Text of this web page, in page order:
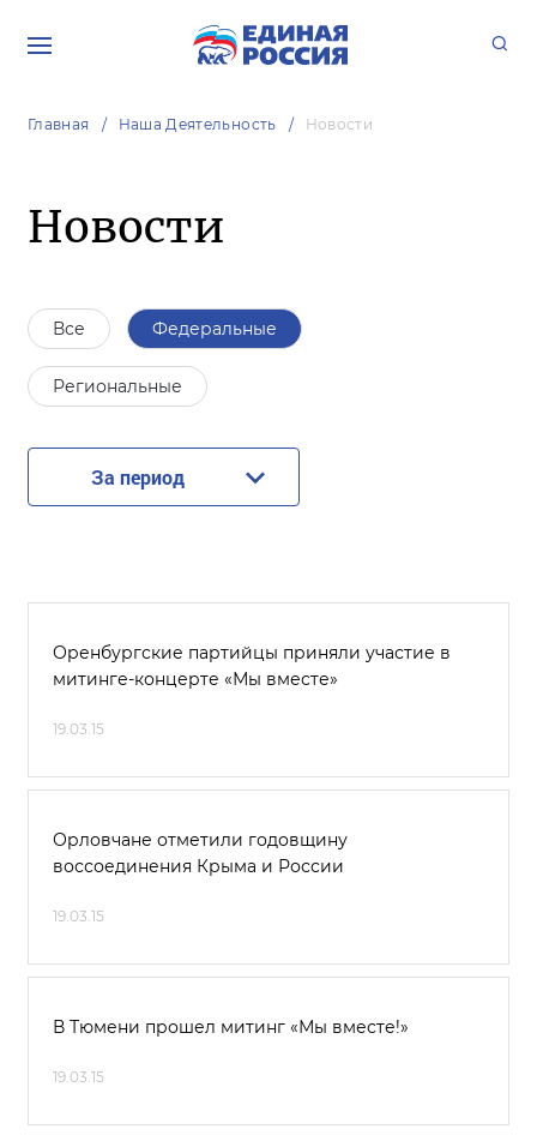
Главная Наша Деятельность Новости
Новости
Все Федеральные
Региональные
За период
Оренбургские партийцы приняли участие в
митинге-концерте «Мы вместе»
19.03.15
Орловчане отметили годовщину
воссоединения Крыма и России
19.03.15
В Тюмени прошел митинг «Мы вместе!»
19.03.15